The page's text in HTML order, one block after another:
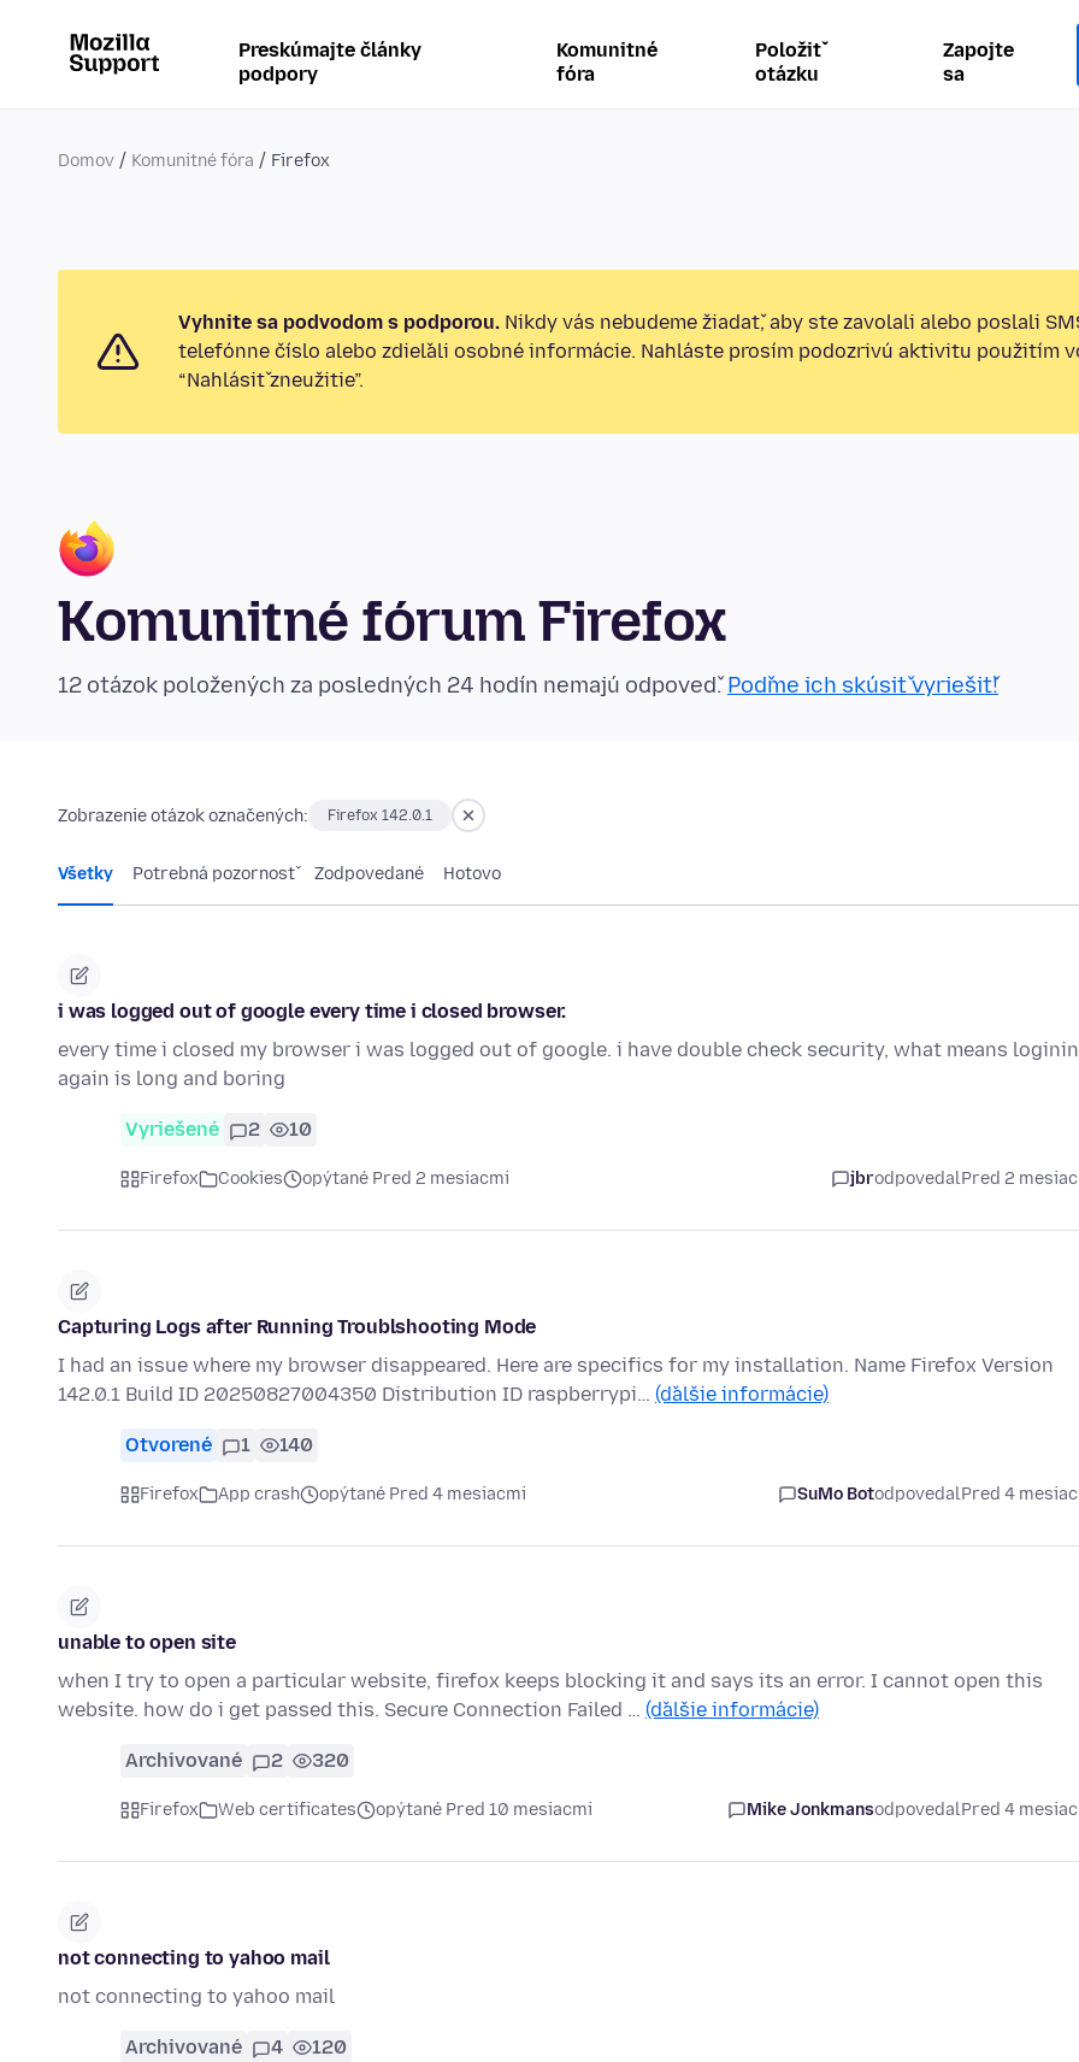
Preskúmajte články
podpory
Komunitné
fóra
Položiť
otázku
Zapojte
sa
Domov Komunitné fóra Firefox
Vyhnite sa podvodom s podporou. Nikdy vás nebudeme žiadať, aby ste zavolali alebo poslali
telefónne číslo alebo zdieľali osobné informácie. Nahláste prosím podozrivú aktivitu použitím
“Nahlásiť zneužitie”.
Komunitné fórum Firefox
12 otázok položených za posledných 24 hodín nemajú odpoveď.Poďme ich skúsiť vyriešiť!
Zobrazenie otázok označených: Firefox 142.0.1
Všetky Potrebná pozornosť Zodpovedané Hotovo
i was logged out of google every time i closed browser.
every time i closed my browser i was logged out of google. i have double check security, what means
again is long and boring
Vyriešené 2 10
Firefox Cookies opýtané Pred 2 mesiacmi jbrodpovedalPred 2
Capturing Logs after Running Troublshooting Mode
I had an issue where my browser disappeared. Here are specifics for my installation. Name Firefox Version
142.0.1 Build ID 20250827004350 Distribution ID raspberrypi… (ďalšie informácie)
Otvorené 1 140
Firefox App crash opýtané Pred 4 mesiacmi SuMo BotodpovedalPred 4
unable to open site
when I try to open a particular website, firefox keeps blocking it and says its an error. I cannot open this
website. how do i get passed this. Secure Connection Failed … (ďalšie informácie)
Archivované 2 320
Firefox Web certificates opýtané Pred 10 mesiacmi Mike JonkmansodpovedalPred 4
not connecting to yahoo mail
not connecting to yahoo mail
Archivované 4 120